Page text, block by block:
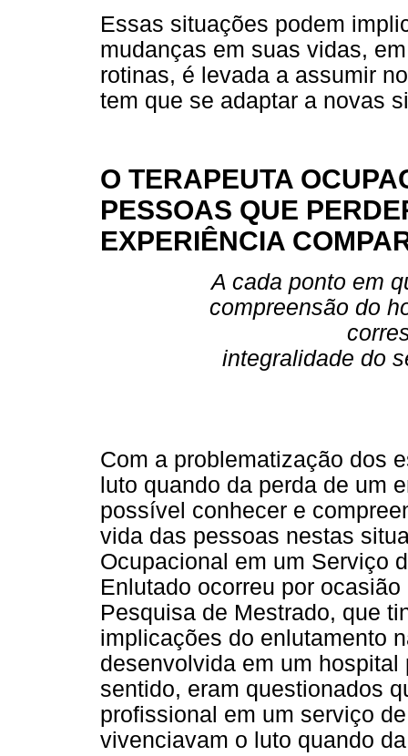
Essas situações podem
mudanças em suas vidas,
rotinas, é levada a assumir
tem que se adaptar a novas
O TERAPEUTA
PESSOAS QUE
EXPERIÊNCIA
A cada ponto em
compreensão do
integralidade do
Com a problematização dos
luto quando da perda de um
possível conhecer e
vida das pessoas nestas
Ocupacional em um Serviço
Enlutado ocorreu por
Pesquisa de Mestrado, que
implicações do enlutamento
desenvolvida em um
sentido, eram questionados
profissional em um serviço
vivenciavam o luto quando